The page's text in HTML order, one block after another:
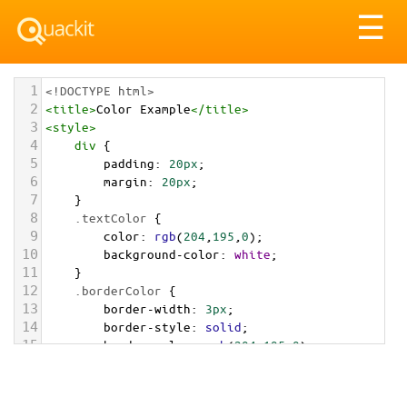
☰
1 <!DOCTYPE html>
2 <title>Color Example</title>
3 <style>
4 div {
5 padding: 20px;
6 margin: 20px;
7 }
8 .textColor {
9 color: rgb(204 195 0);
10 background-color: white;
11 }
12 .borderColor {
13 border-width: 3px;
14 border-style: solid;
15 border-color: rgb(204,195,0);